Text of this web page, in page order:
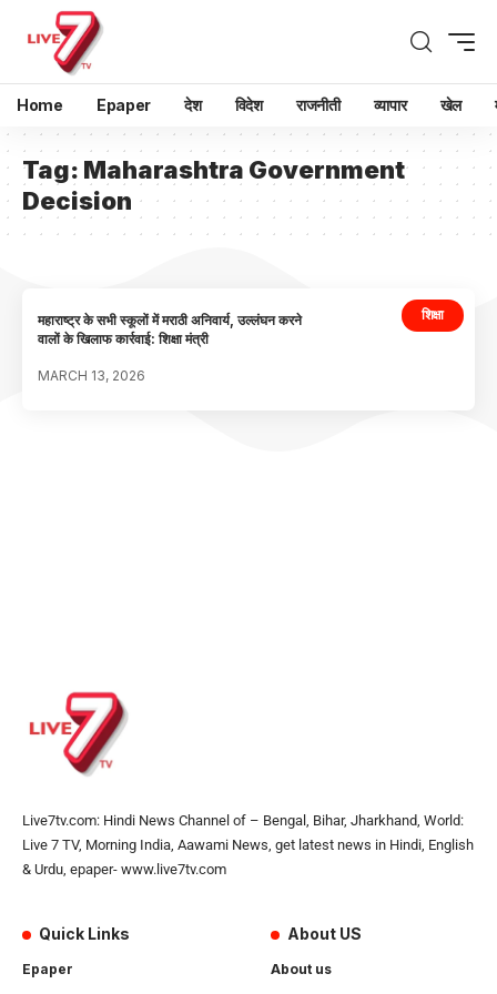
Home Epaper देश विदेश राजनीती व्यापार खेल
Tag: Maharashtra Government
Decision
शिक्षा
महाराष्ट्र के सभी स्कूलों में मराठी अनिवार्य, उल्लंघन करने
वालों के खिलाफ कार्रवाई: शिक्षा मंत्री
MARCH 13, 2026
Live7tv.com: Hindi News Channel of – Bengal, Bihar, Jharkhand, World:
Live 7 TV, Morning India, Aawami News, get latest news in Hindi, English
& Urdu, epaper- www.live7tv.com
Quick Links
Epaper
About US
About us